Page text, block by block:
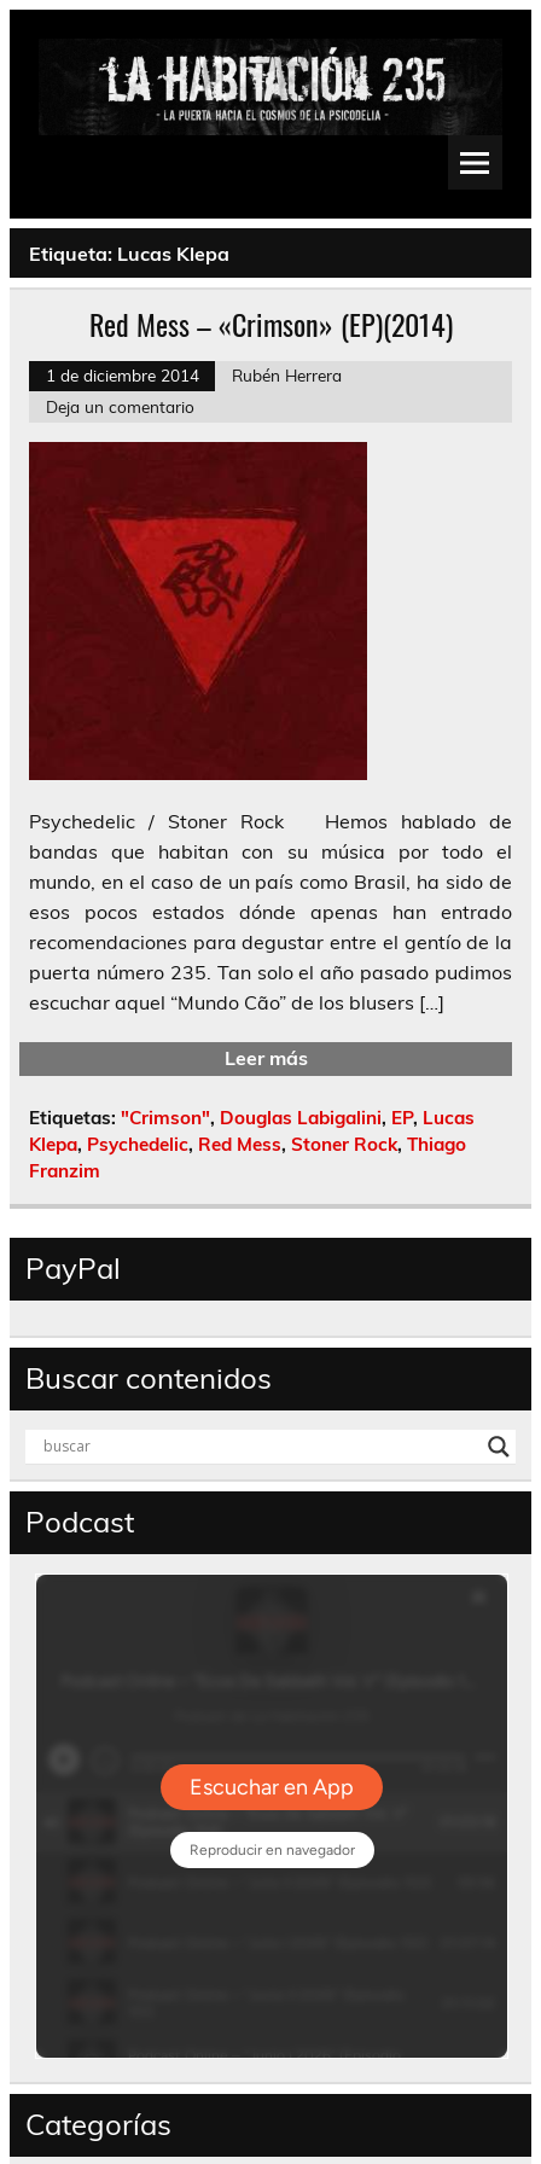
Saltar
Psychedelic, Stoner, Doom, Sludge, Fuzz, Space, Drone
Etiqueta: Lucas Klepa
Red Mess – «Crimson» (EP)(2014)
1 de diciembre 2014
Rubén Herrera
Deja un comentario
Psychedelic / Stoner Rock Hemos hablado de
bandas que habitan con su música por todo el
mundo, en el caso de un país como Brasil, ha sido de
esos pocos estados dónde apenas han entrado
recomendaciones para degustar entre el gentío de la
puerta número 235. Tan solo el año pasado pudimos
escuchar aquel “Mundo Cão” de los blusers […]
Leer más
Etiquetas: "Crimson", Douglas Labigalini, EP, Lucas
Klepa, Psychedelic, Red Mess, Stoner Rock, Thiago
Franzim
PayPal
Buscar contenidos
Podcast
Categorías